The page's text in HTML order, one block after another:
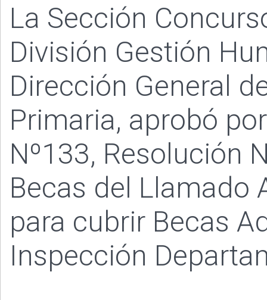
La Sección
División Gestión
Dirección General
Primaria, aprobó
Nº133, Resolución
Becas del Llamado
para cubrir Becas
Inspección